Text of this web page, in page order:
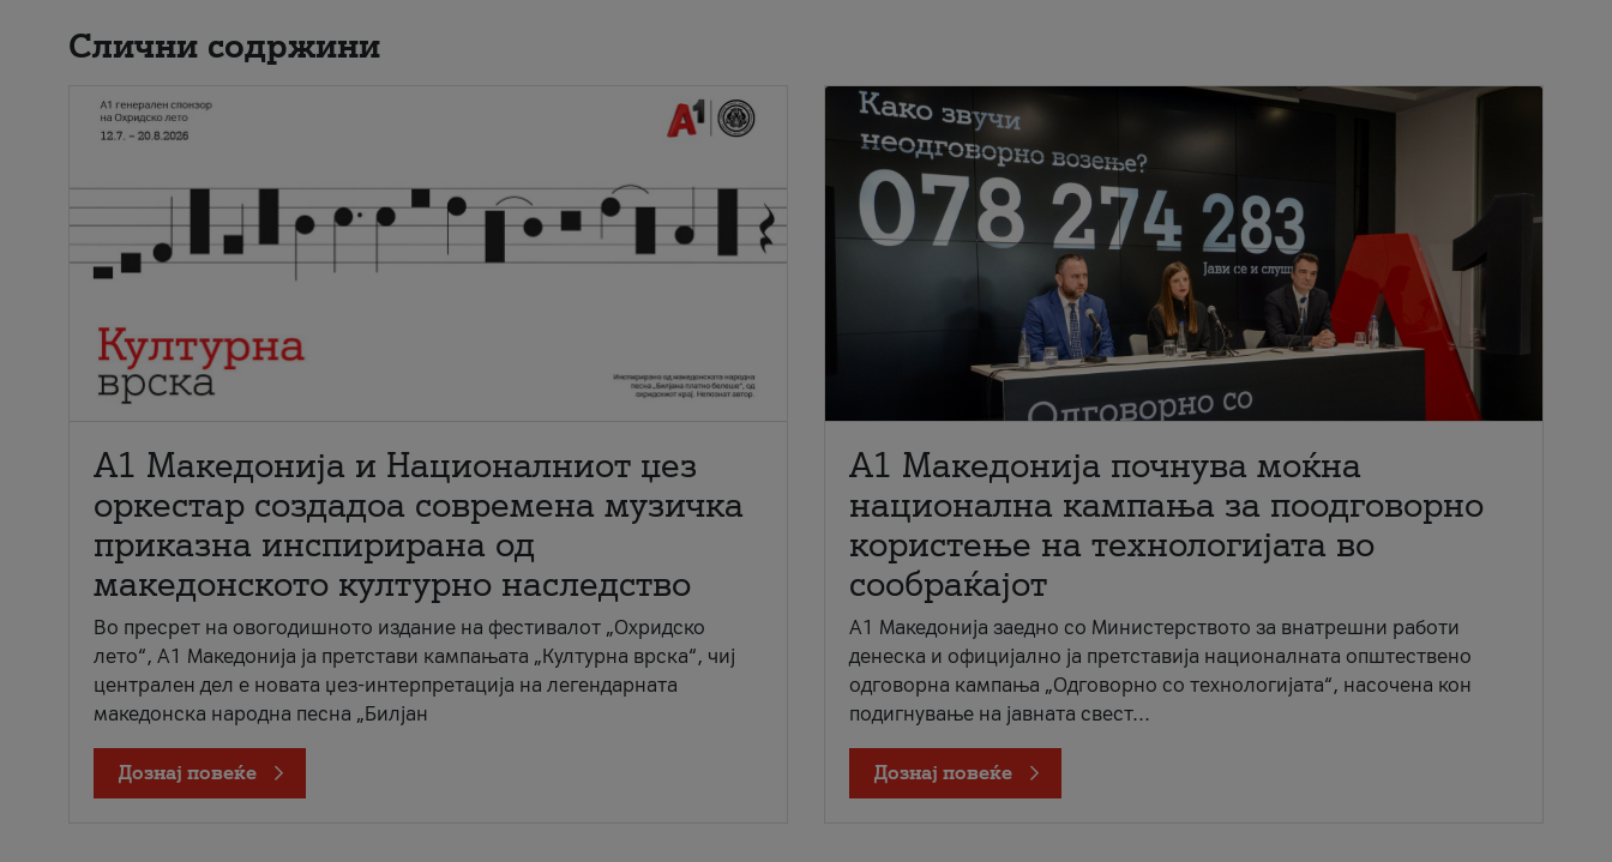
Слични содржини
А1 Македонија и Националниот џез
оркестар создадоа современа музичка
приказна инспирирана од
македонското културно наследство
Во пресрет на овогодишното издание на фестивалот „Охридско
лето“, А1 Македонија ја претстави кампањата „Културна врска“, чиј
централен дел е новата џез-интерпретација на легендарната
македонска народна песна „Билјан
Дознај повеќе
A1 Македонија почнува моќна
национална кампања за поодговорно
користење на технологијата во
сообраќајот
A1 Македонија заедно со Министерството за внатрешни работи
денеска и официјално ја претставија националната општествено
одговорна кампања „Одговорно со технологијата“, насочена кон
подигнување на јавната свест...
Дознај повеќе